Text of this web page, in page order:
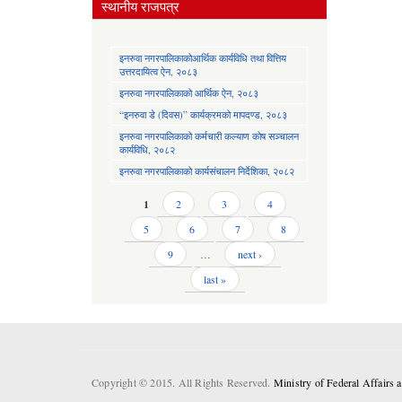
स्थानीय राजपत्र
इनरुवा नगरपालिकाकोआर्थिक कार्यविधि तथा वित्तिय
उत्तरदायित्व ऐन, २०८३
इनरुवा नगरपालिकाको आर्थिक ऐन, २०८३
“इनरुवा डे (दिवस)” कार्यक्रमको मापदण्ड, २०८३
इनरुवा नगरपालिकाको कर्मचारी कल्याण कोष सञ्चालन
कार्यविधि, २०८२
इनरुवा नगरपालिकाको कार्यसंचालन निर्देशिका, २०८२
Pages1 2 3
4
5
6 7
8
9
…
next ›
last »
Copyright © 2015. All Rights Reserved. Ministry of Federal Affairs